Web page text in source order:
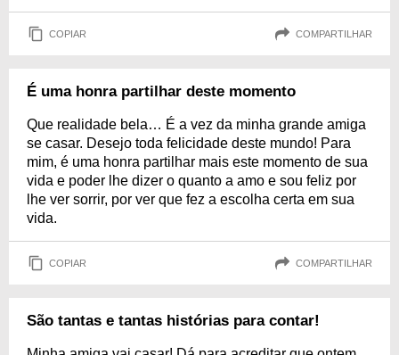
COPIAR COMPARTILHAR
É uma honra partilhar deste momento
Que realidade bela… É a vez da minha grande amiga
se casar. Desejo toda felicidade deste mundo! Para
mim, é uma honra partilhar mais este momento de sua
vida e poder lhe dizer o quanto a amo e sou feliz por
lhe ver sorrir, por ver que fez a escolha certa em sua
vida.
COPIAR COMPARTILHAR
São tantas e tantas histórias para contar!